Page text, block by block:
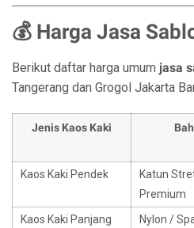
💰 Harga Jasa
Berikut daftar harga umum jasa
Tangerang dan Grogol Jakarta
Jenis Kaos Kaki
Kaos Kaki Pendek
Katun
Premium
Kaos Kaki Panjang Nylon /